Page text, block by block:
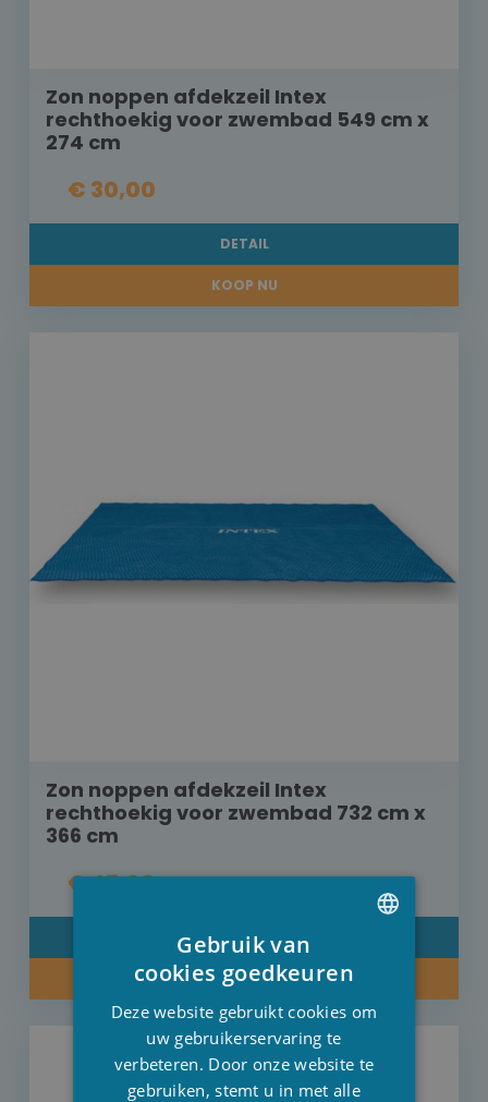
Zon noppen afdekzeil Intex
rechthoekig voor zwembad 549 cm x
274 cm
€ 30,00
DETAIL
KOOP NU
Zon noppen afdekzeil Intex
rechthoekig voor zwembad 732 cm x
366 cm
€ 47,00
DETAIL
KOOP NU
ENGLISH
Gebruik van
cookies goedkeuren
Deze website gebruikt cookies om
uw gebruikerservaring te
verbeteren. Door onze website te
gebruiken, stemt u in met alle